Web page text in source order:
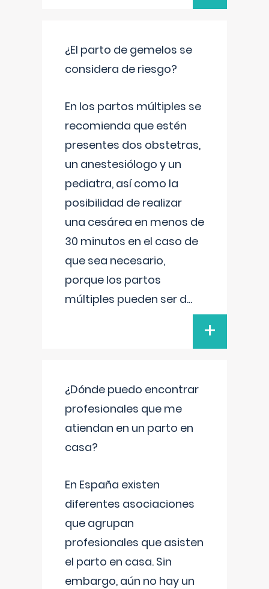
¿El parto de gemelos se
considera de riesgo?
En los partos múltiples se
recomienda que estén
presentes dos obstetras,
un anestesiólogo y un
pediatra, así como la
posibilidad de realizar
una cesárea en menos de
30 minutos en el caso de
que sea necesario,
porque los partos
múltiples pueden ser d...
+
¿Dónde puedo encontrar
profesionales que me
atiendan en un parto en
casa?
En España existen
diferentes asociaciones
que agrupan
profesionales que asisten
el parto en casa. Sin
embargo, aún no hay un